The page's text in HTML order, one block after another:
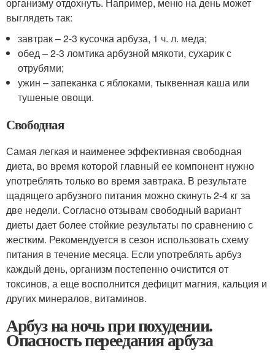
выглядеть так:
завтрак – 2-3 кусочка арбуза, 1 ч. л. меда;
обед – 2-3 ломтика арбузной мякоти, сухарик с
отрубями;
ужин – запеканка с яблоками, тыквенная каша или
тушеные овощи.
Свободная
Самая легкая и наименее эффективная свободная
диета, во время которой главный ее компонент нужно
употреблять только во время завтрака. В результате
щадящего арбузного питания можно скинуть 2-4 кг за
две недели. Согласно отзывам свободный вариант
диеты дает более стойкие результаты по сравнению с
жестким. Рекомендуется в сезон использовать схему
питания в течение месяца. Если употреблять арбуз
каждый день, организм постепенно очистится от
токсинов, а еще восполнится дефицит магния, кальция и
других минералов, витаминов.
Арбуз на ночь при похудении.
Опасность переедания арбуза